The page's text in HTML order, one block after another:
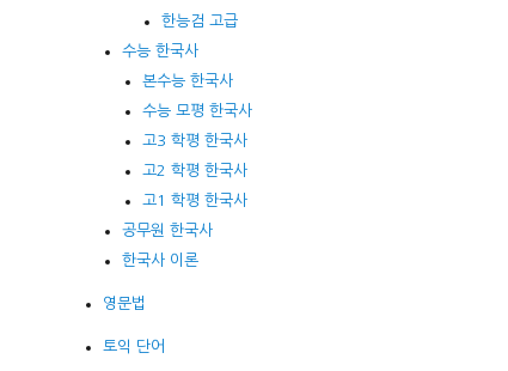
한능검 고급
수능 한국사
본수능 한국사
수능 모평 한국사
고3 학평 한국사
고2 학평 한국사
고1 학평 한국사
공무원 한국사
한국사 이론
영문법
토익 단어